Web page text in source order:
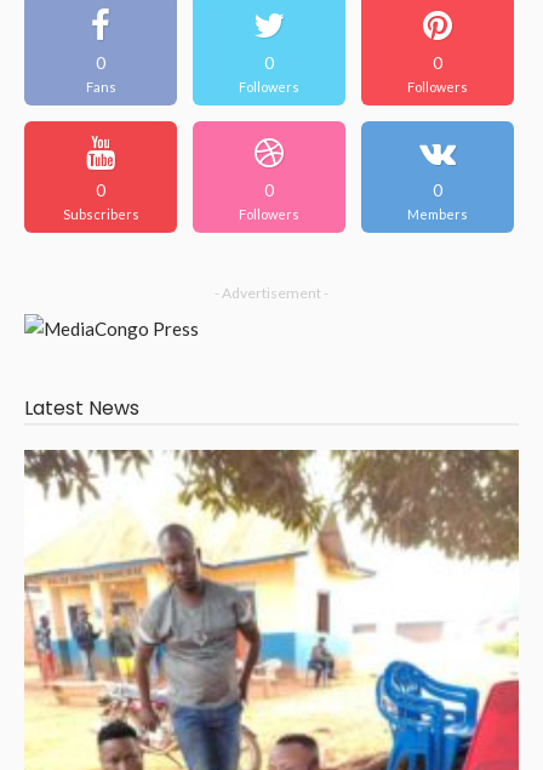
0
Fans
0
Followers
0
Followers
0
Subscribers
0
Followers
0
Members
- Advertisement -
Latest News